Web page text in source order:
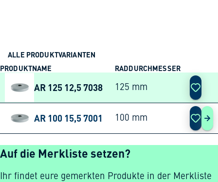
ALLE PRODUKTVARIANTEN
PRODUKTNAME
RADDURCHMESSER
AR 125 12,5 7038 125 mm
AR 100 15,5 7001 100 mm AR
Auf die Merkliste setzen?
Ihr findet eure gemerkten Produkte in der Merkliste